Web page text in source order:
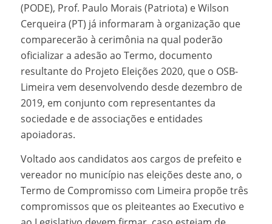
(PODE), Prof. Paulo Morais (Patriota) e Wilson
Cerqueira (PT) já informaram à organização que
comparecerão à cerimônia na qual poderão
oficializar a adesão ao Termo, documento
resultante do Projeto Eleições 2020, que o OSB-
Limeira vem desenvolvendo desde dezembro de
2019, em conjunto com representantes da
sociedade e de associações e entidades
apoiadoras.
Voltado aos candidatos aos cargos de prefeito e
vereador no município nas eleições deste ano, o
Termo de Compromisso com Limeira propõe três
compromissos que os pleiteantes ao Executivo e